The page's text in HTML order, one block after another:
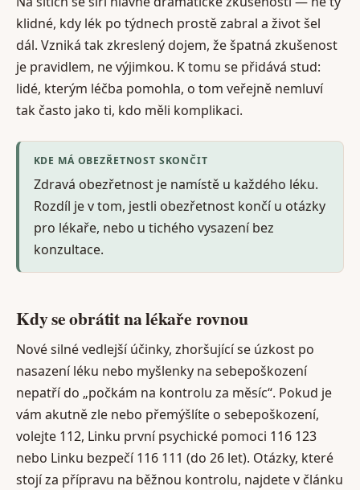
klidné, kdy lék po týdnech prostě zabral a život šel
dál. Vzniká tak zkreslený dojem, že špatná zkušenost
je pravidlem, ne výjimkou. K tomu se přidává stud:
lidé, kterým léčba pomohla, o tom veřejně nemluví
tak často jako ti, kdo měli komplikaci.
KDE MÁ OBEZŘETNOST SKONČIT
Zdravá obezřetnost je namístě u každého léku.
Rozdíl je v tom, jestli obezřetnost končí u otázky
pro lékaře, nebo u tichého vysazení bez
konzultace.
Kdy se obrátit na lékaře rovnou
Nové silné vedlejší účinky, zhoršující se úzkost po
nasazení léku nebo myšlenky na sebepoškození
nepatří do „počkám na kontrolu za měsíc“. Pokud je
vám akutně zle nebo přemýšlíte o sebepoškození,
volejte 112, Linku první psychické pomoci 116 123
nebo Linku bezpečí 116 111 (do 26 let). Otázky, které
stojí za přípravu na běžnou kontrolu, najdete v článku